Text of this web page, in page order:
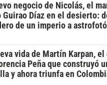
negocio de Nicolás, el
Guirao Díaz en el desierto:
de un imperio a
vida de Martín Karpan,
Peña que construyó
y ahora triunfa en